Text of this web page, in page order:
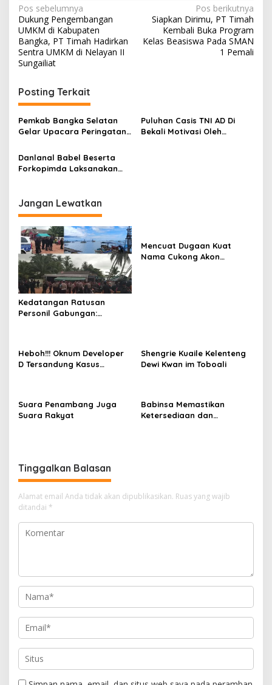
Navigasi
pos
Pos sebelumnya
Dukung Pengembangan
UMKM di Kabupaten
Bangka, PT Timah Hadirkan
Sentra UMKM di Nelayan II
Sungailiat
Pos berikutnya
Siapkan Dirimu, PT Timah
Kembali Buka Program
Kelas Beasiswa Pada SMAN
1 Pemali
Posting Terkait
Pemkab Bangka Selatan
Gelar Upacara Peringatan
2025
Puluhan Casis TNI AD Di
Bekali Motivasi Oleh
Danlanal Babel Beserta
Forkopimda Laksanakan
Jangan Lewatkan
Kedatangan Ratusan
Personil Gabungan:
Mencuat Dugaan Kuat
Nama Cukong Akon
Heboh!!! Oknum Developer
D Tersandung Kasus
Shengrie Kuaile Kelenteng
Dewi Kwan im Toboali
Suara Penambang Juga
Suara Rakyat
Babinsa Memastikan
Ketersediaan dan
Tinggalkan Balasan
Alamat email Anda tidak akan dipublikasikan. Ruas yang wajib
ditandai *